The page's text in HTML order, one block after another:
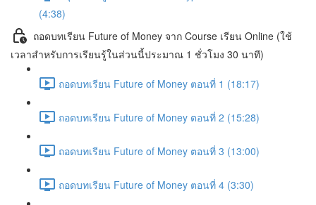
(4:38)
ถอดบทเรียน Future of Money จาก Course เรียน Online (ใช้
เวลาสำหรับการเรียนรู้ในส่วนนี้ประมาณ 1 ชั่วโมง 30 นาที)
ถอดบทเรียน Future of Money ตอนที่ 1 (18:17)
ถอดบทเรียน Future of Money ตอนที่ 2 (15:28)
ถอดบทเรียน Future of Money ตอนที่ 3 (13:00)
ถอดบทเรียน Future of Money ตอนที่ 4 (3:30)